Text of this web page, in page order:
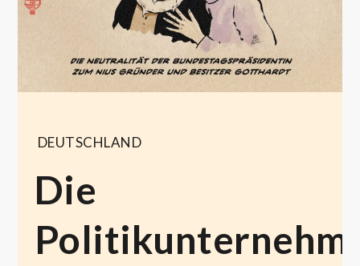
DEUTSCHLAND
Die